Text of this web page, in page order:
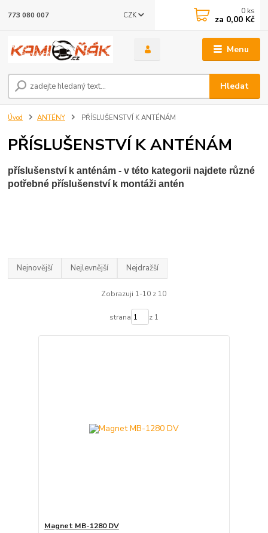
Menu
CZK
Hledat
773 080 007 0 ks
za 0,00 Kč
Úvod ANTÉNY PŘÍSLUŠENSTVÍ K ANTÉNÁM
PŘÍSLUŠENSTVÍ K ANTÉNÁM
příslušenství k anténám - v této kategorii najdete různé
potřebné příslušenství k montáži antén
Nejnovější Nejlevnější Nejdražší
Zobrazuji 1-10 z 10
strana z 1
Magnet MB-1280 DV